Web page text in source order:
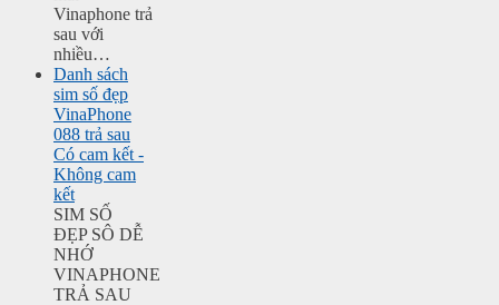
Vinaphone trả
sau với
nhiều…
Danh sách
sim số đẹp
VinaPhone
088 trả sau
Có cam kết -
Không cam
kết
SIM SỐ
ĐẸP SÔ DỄ
NHỚ
VINAPHONE
TRẢ SAU